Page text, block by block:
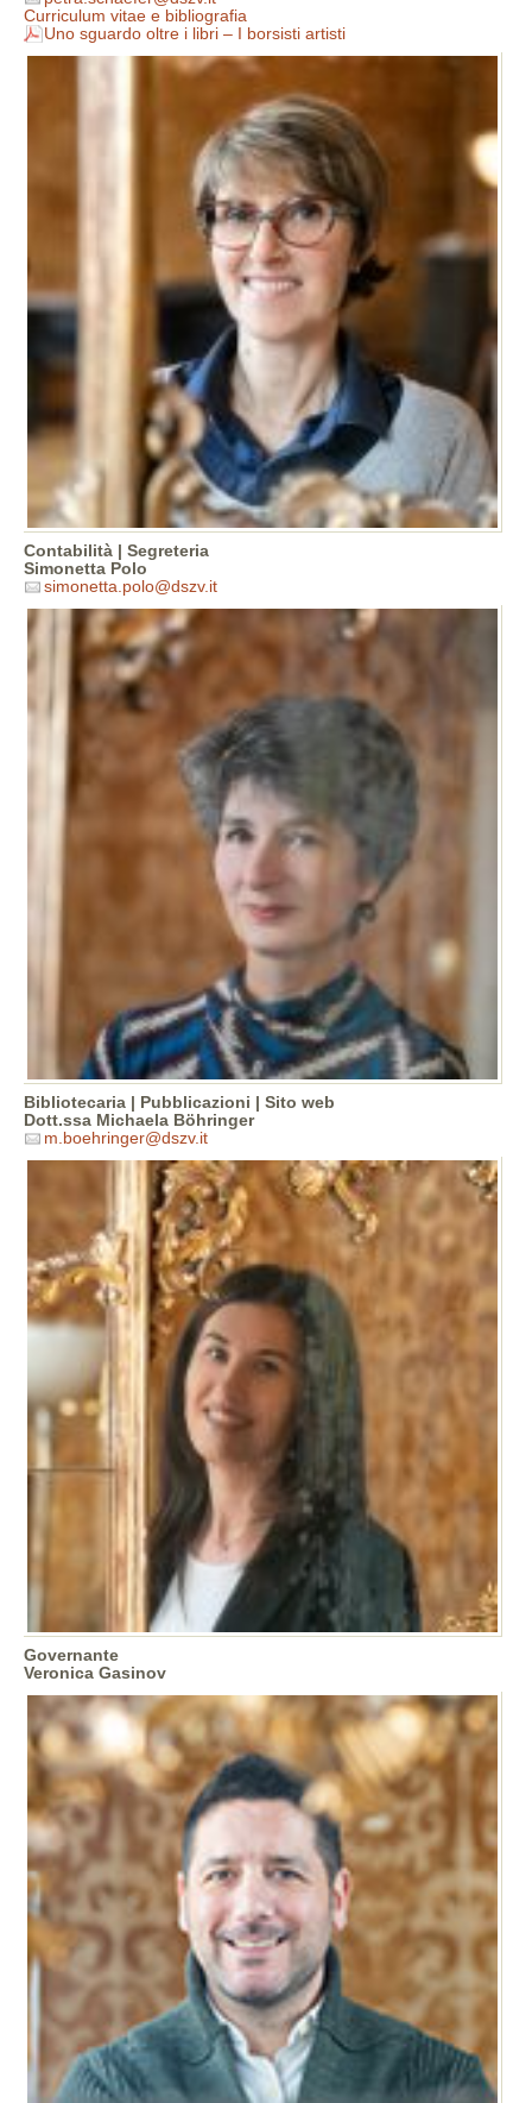
Curriculum vitae e bibliografia
Uno sguardo oltre i libri – I borsisti artisti
Contabilità | Segreteria
Simonetta Polo
simonetta.polo@dszv.it
Bibliotecaria | Pubblicazioni | Sito web
Dott.ssa Michaela Böhringer
m.boehringer@dszv.it
Governante
Veronica Gasinov